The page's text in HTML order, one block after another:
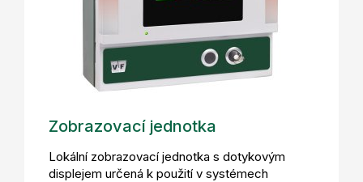
Zobrazovací jednotka
Lokální zobrazovací jednotka s dotykovým
displejem určená k použití v systémech